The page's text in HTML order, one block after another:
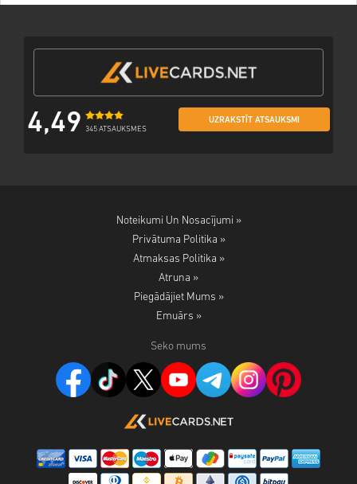
4,49 345 ATSAUKSMES
UZRAKSTĪT ATSAUKSMI
Noteikumi Un Nosacījumi »
Privātuma Politika »
Atmaksas Politika »
Atruna »
Piegādājiet Mums »
Emuārs »
Seko mums